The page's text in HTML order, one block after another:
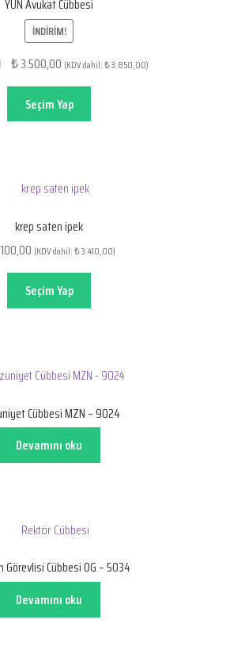
YÜN Avukat Cübbesi
İNDIRIM!
Orijinal
fiyat:
₺ 4.000,00.
₺ 3.500,00 Şu
andaki
fiyat:
₺ 3.500,00.
(KDV dahil:₺3.850,00)
Seçim Yap
krep saten ipek
(KDV dahil: ₺3.410,00)
Seçim Yap
Cübbesi MZN – 9024
Devamını oku
Görevlisi Cübbesi OG – 5034
Devamını oku